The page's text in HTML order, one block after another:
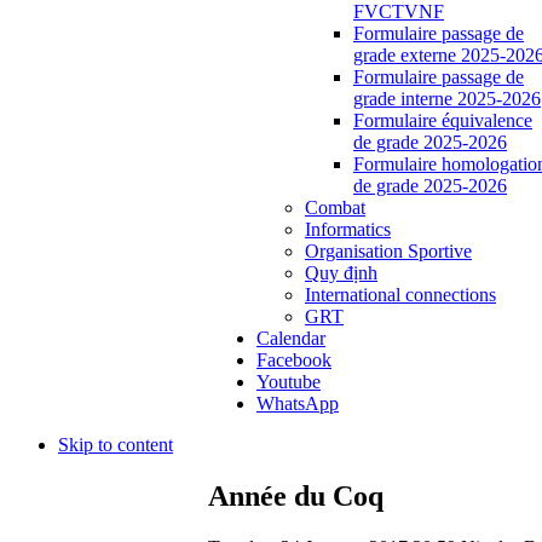
FVCTVNF
Formulaire passage de
grade externe 2025-
Formulaire passage de
grade interne 2025-2026
Formulaire équivalence
de grade 2025-2026
Formulaire
de grade 2025-2026
Combat
Informatics
Organisation Sportive
Quy định
International connections
GRT
Calendar
Facebook
Youtube
WhatsApp
Skip to content
Année du Coq